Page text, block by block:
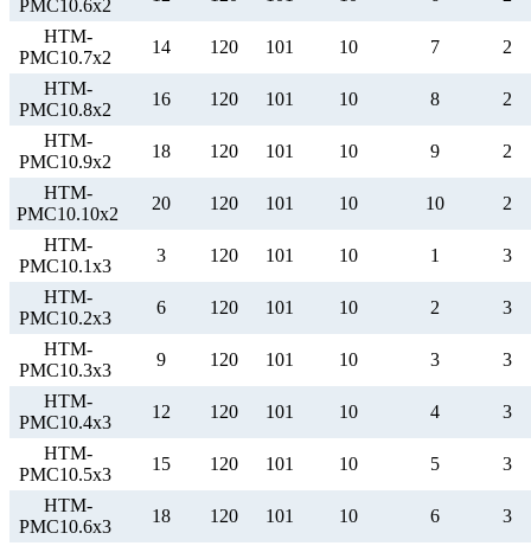
РМС10.6х2
НТМ-
РМС10.7х2
14 120 101 10 7 2
НТМ-
РМС10.8х2
16 120 101 10 8 2
НТМ-
РМС10.9х2
18 120 101 10 9 2
НТМ-
РМС10.10х2
20 120 101 10 10 2
НТМ-
РМС10.1х3
3 120 101 10 1 3
НТМ-
РМС10.2х3
6 120 101 10 2 3
НТМ-
РМС10.3х3
9 120 101 10 3 3
НТМ-
РМС10.4х3
12 120 101 10 4 3
НТМ-
РМС10.5х3
15 120 101 10 5 3
НТМ-
РМС10.6х3
18 120 101 10 6 3